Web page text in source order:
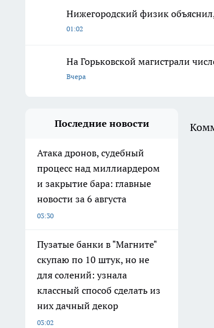
Нижегородский физик
01:02
На Горьковской магистрали
Вчера
Последние новости
Атака дронов, судебный
процесс над миллиардером
и закрытие бара: главные
новости за 6 августа
03:30
Пузатые банки в "Магните"
скупаю по 10 штук, но не
для солений: узнала
классный способ сделать из
них дачный декор
03:02